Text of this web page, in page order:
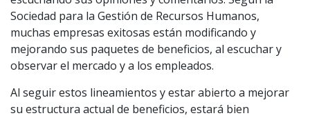
Sociedad para la Gestión de Recursos Humanos,
muchas empresas exitosas están modificando y
mejorando sus paquetes de beneficios, al escuchar y
observar el mercado y a los empleados.
Al seguir estos lineamientos y estar abierto a mejorar
su estructura actual de beneficios, estará bien